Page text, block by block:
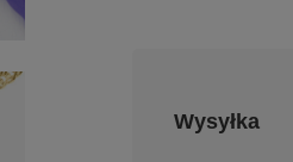
Wysyłka